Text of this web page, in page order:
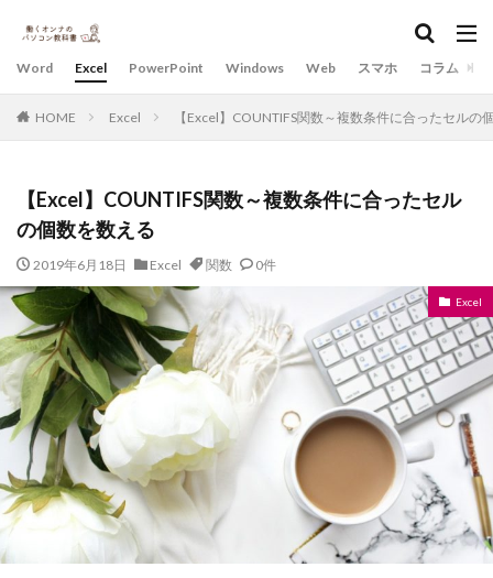
Word Excel PowerPoint Windows Web スマホ コラム
HOME Excel 【Excel】COUNTIFS関数～複数条件に合ったセルの
【Excel】COUNTIFS関数～複数条件に合ったセル
の個数を数える
2019年6月18日 Excel 関数 0件
Excel